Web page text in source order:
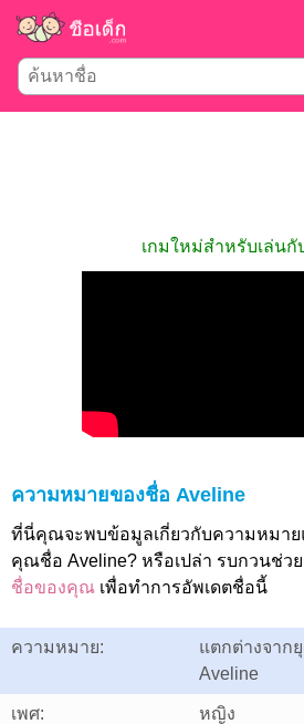
เกมใหม่สำหรับเล่นกั
ความหมายของชื่อ Aveline
ที่นี่คุณจะพบข้อมูลเกี่ยวกับความหมา
คุณชื่อ Aveline? หรือเปล่า รบกวนช่ว
ชื่อของคุณ เพื่อทำการอัพเดตชื่อนี้
ความหมาย:
แตกต่างจาก
Aveline
เพศ: หญิง